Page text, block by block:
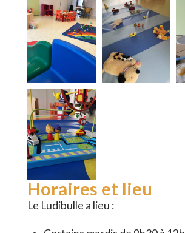
Horaires et lieu
Le Ludibulle a lieu :